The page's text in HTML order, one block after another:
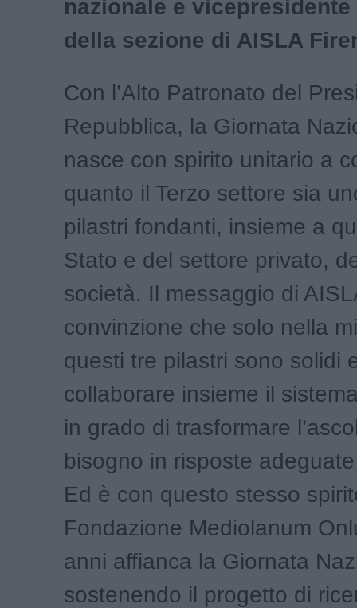
nazionale e
della sezione di AISLA
Con l’Alto Patronato del
Repubblica, la Giornata
nasce con spirito unitario a
quanto il Terzo settore sia
pilastri fondanti, insieme a
Stato e del settore privato,
società. Il messaggio di
convinzione che solo nella
questi tre pilastri sono solidi
collaborare insieme il
in grado di trasformare
bisogno in risposte
Ed è con questo stesso
Fondazione Mediolanum
anni affianca la Giornata
sostenendo il progetto di